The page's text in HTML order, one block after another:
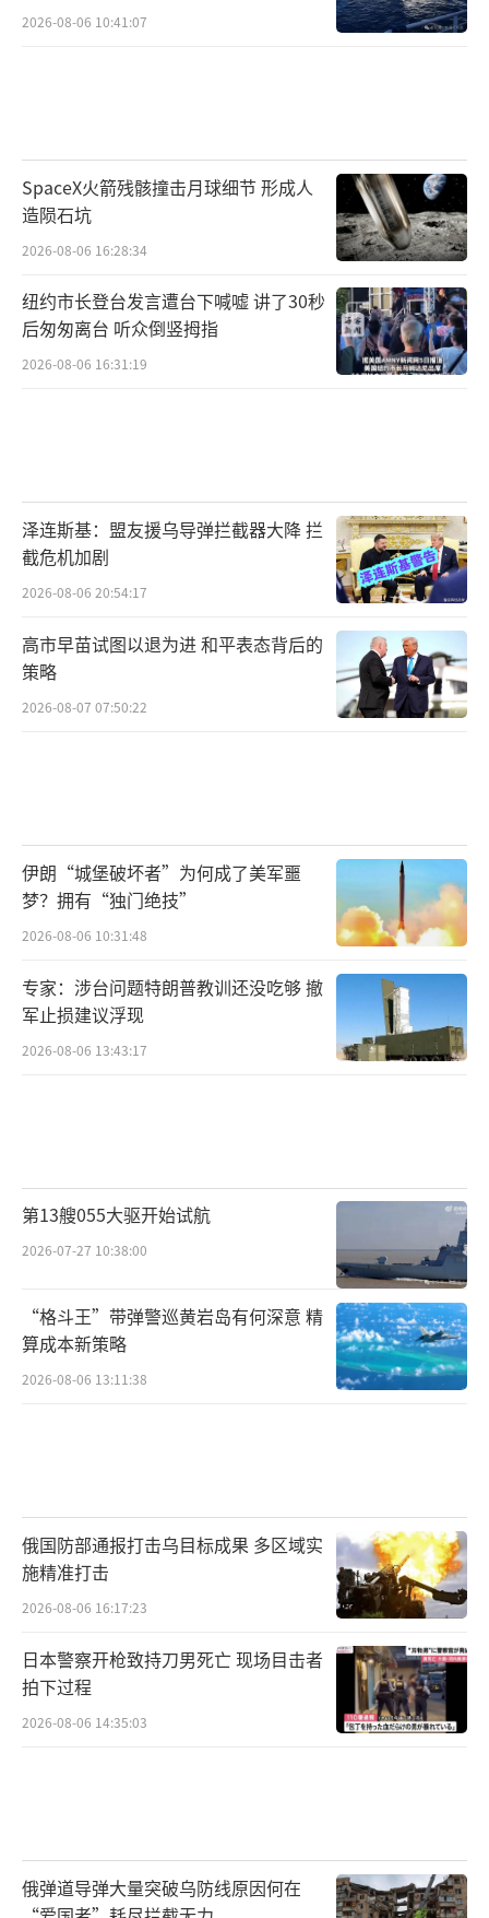
2026-08-06 10:41:07
SpaceX火箭残骸撞击月球细节 形成人
造陨石坑
2026-08-06 16:28:34
纽约市长登台发言遭台下喊嘘 讲了30秒
后匆匆离台 听众倒竖拇指
2026-08-06 16:31:19
泽连斯基：盟友援乌导弹拦截器大降 拦
截危机加剧
2026-08-06 20:54:17
高市早苗试图以退为进 和平表态背后的
策略
2026-08-07 07:50:22
伊朗“城堡破坏者”为何成了美军噩
梦？拥有“独门绝技”
2026-08-06 10:31:48
专家：涉台问题特朗普教训还没吃够 撤
军止损建议浮现
2026-08-06 13:43:17
第13艘055大驱开始试航
2026-07-27 10:38:00
“格斗王”带弹警巡黄岩岛有何深意 精
算成本新策略
2026-08-06 13:11:38
俄国防部通报打击乌目标成果 多区域实
施精准打击
2026-08-06 16:17:23
日本警察开枪致持刀男死亡 现场目击者
拍下过程
2026-08-06 14:35:03
俄弹道导弹大量突破乌防线原因何在